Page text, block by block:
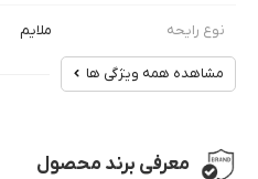
نوع رایحه ملایم
مشاهده همه ویژگی ها
معرفی برند محصول